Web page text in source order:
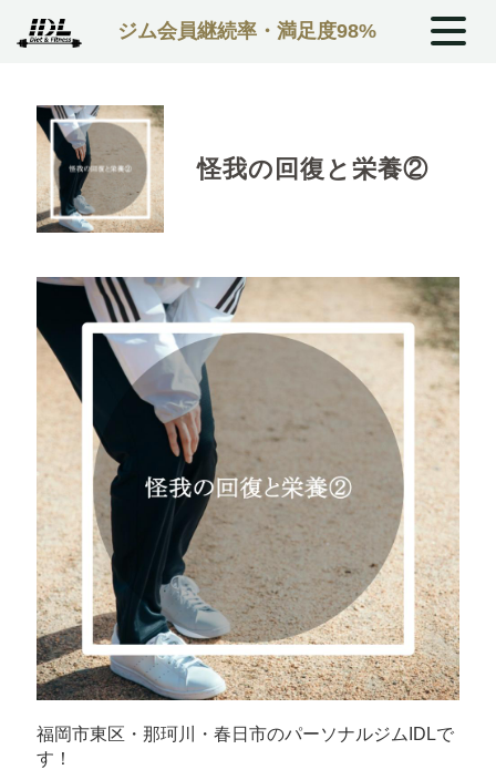
ジム会員継続率・満足度98%
怪我の回復と栄養②
福岡市東区・那珂川・春日市のパーソナルジムIDLで
す！